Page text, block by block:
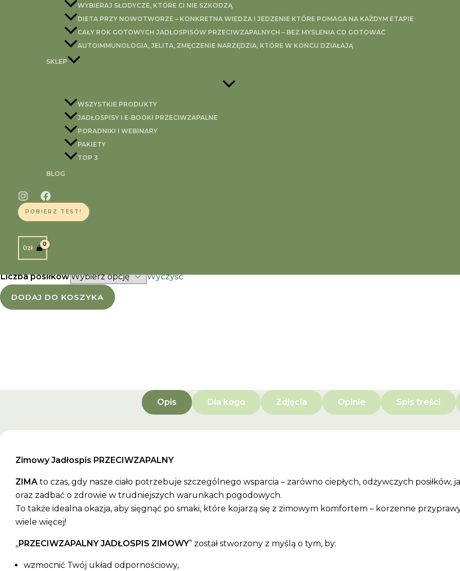
WYBIERAJ SŁODYCZE, KTÓRE CI NIE SZKODZĄ
DIETA PRZY NOWOTWORZE – KONKRETNA WIEDZA I JEDZENIE KTÓRE POMAGA NA KAŻDYM ETAPIE
CAŁY ROK GOTOWYCH JADŁOSPISÓW PRZECIWZAPALNYCH – BEZ MYŚLENIA CO GOTOWAĆ
AUTOIMMUNOLOGIA, JELITA, ZMĘCZENIE NARZĘDZIA, KTÓRE W KOŃCU DZIAŁAJĄ
SKLEP
WSZYSTKIE PRODUKTY
JADŁOSPISY I E-BOOKI PRZECIWZAPALNE
PORADNIKI I WEBINARY
PAKIETY
TOP 3
BLOG
POBIERZ TEST!
0zł
E-booki kulinarne
POTRAWY W 5-10 MINUT
15 przepisów na makaron (e-book kulinarny)
DODAJ DO KOSZYKA
Zimowy Jadłospis PRZECIWZAPALNY
129,00
Kaloryczność
Liczba posiłków
Wyczyść
DODAJ DO KOSZYKA
Opis Dla kogo Zdjęcia Opinie Spis treści
Zimowy Jadłospis PRZECIWZAPALNY
ZIMA to czas, gdy nasze ciało potrzebuje szczególnego wsparcia – zarówno ciepłych, odżywczych
oraz zadbać o zdrowie w trudniejszych warunkach pogodowych.
To także idealna okazja, aby sięgnąć po smaki, które kojarzą się z zimowym komfortem – korzenne
wiele więcej!
„PRZECIWZAPALNY JADŁOSPIS ZIMOWY” został stworzony z myślą o tym, by:
wzmocnić Twój układ odpornościowy,